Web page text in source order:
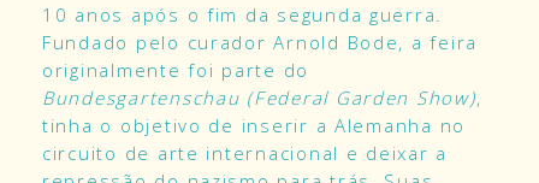
10 anos após o fim da segunda guerra.
Fundado pelo curador Arnold Bode, a feira
originalmente foi parte do
Bundesgartenschau (Federal Garden Show),
tinha o objetivo de inserir a Alemanha no
circuito de arte internacional e deixar a